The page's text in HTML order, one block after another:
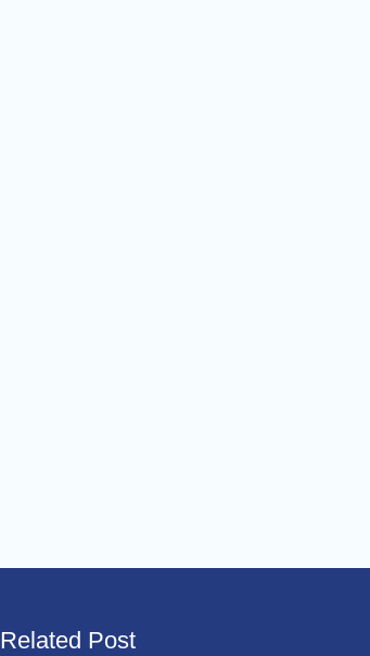
Related Post